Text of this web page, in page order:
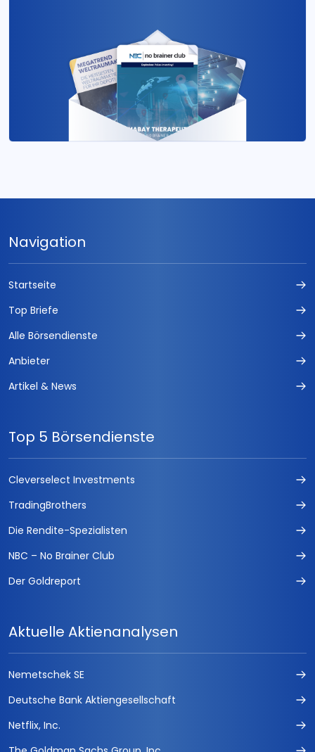
Navigation
Startseite
Top Briefe
Alle Börsendienste
Anbieter
Artikel & News
Top 5 Börsendienste
Cleverselect Investments
TradingBrothers
Die Rendite-Spezialisten
NBC – No Brainer Club
Der Goldreport
Aktuelle Aktienanalysen
Nemetschek SE
Deutsche Bank Aktiengesellschaft
Netflix, Inc.